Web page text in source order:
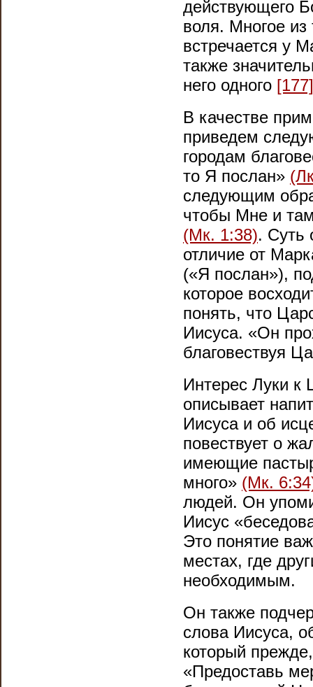
действующего
воля. Многое из
встречается у
также
него одного [177]
В качестве
приведем
городам
то Я послан»
следующим
чтобы Мне и
(Мк. 1:38). Суть
отличие от
(«Я послан»),
которое
понять, что
Иисуса. «Он
благовествуя
Интерес Луки к
описывает
Иисуса и об
повествует о
имеющие
много» (Мк.
людей. Он
Иисус
Это понятие
местах, где
необходимым.
Он также
слова Иисуса,
который
«Предоставь